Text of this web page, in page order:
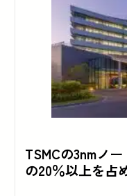
TSMCの3nmノ
の20％以上を占